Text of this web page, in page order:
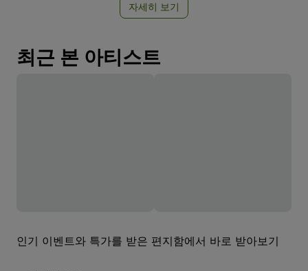
자세히 보기
최근 본 아티스트
인기 이벤트와 특가를 받은 편지함에서 바로 받아보기